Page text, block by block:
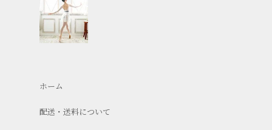
ホーム
配送・送料について